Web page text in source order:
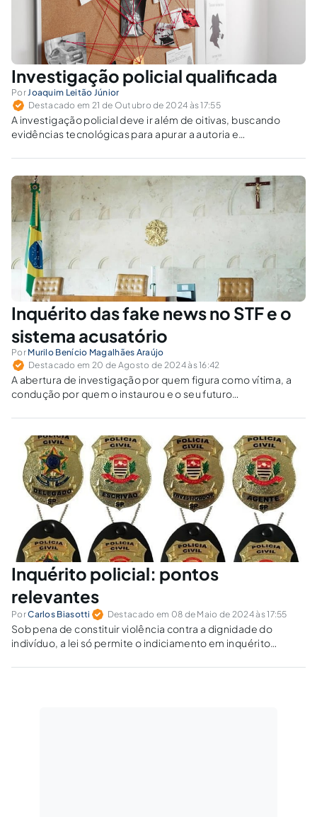
Investigação policial qualificada
Por Joaquim Leitão Júnior
Destacado em 21 de Outubro de 2024 às 17:55
A investigação policial deve ir além de oitivas, buscando
evidências tecnológicas para apurar a autoria e
real".
Inquérito das fake news no STF e o
sistema acusatório
Por Murilo Benício Magalhães Araújo
Destacado em 20 de Agosto de 2024 às 16:42
A abertura de investigação por quem figura como vítima, a
condução por quem o instaurou e o seu futuro
postura do STF no famigerado inquérito das fake news.
Inquérito policial: pontos
relevantes
PorCarlos Biasotti Destacado em 08 de Maio de 2024 às 17:55
Sob pena de constituir violência contra a dignidade do
indivíduo, a lei só permite o indiciamento em inquérito
indícios veementes de sua autoria.